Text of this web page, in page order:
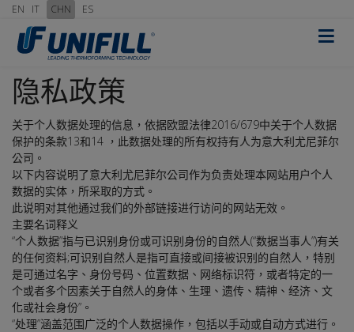
EN IT CHN ES
≡
隐私政策
关于个人数据处理的信息，依据欧盟法律2016/679中关于个人数据
保护的条款13和14 ，此数据处理的所有权持有人为意大利尤尼菲尔
公司。
以下内容说明了意大利尤尼菲尔公司作为负责处理本网站用户个人
数据的实体，所采取的方式。
此说明对其他通过我们的外部链接进行访问的网站无效。
主要名词释义
“个人数据”指与已识别身份或可识别身份的自然人(“数据当事人”)有关
的任何资料;可识别自然人是指可直接或间接被识别的自然人，特别
是可通过名字、身份号码、位置数据、网络标识符，或者特定的一
个或者多个因素关于自然人的身体、生理、遗传、精神、经济、文
化或社会身份”。
“处理”涵盖范围广泛的个人数据操作，包括以手动或自动方式进行。